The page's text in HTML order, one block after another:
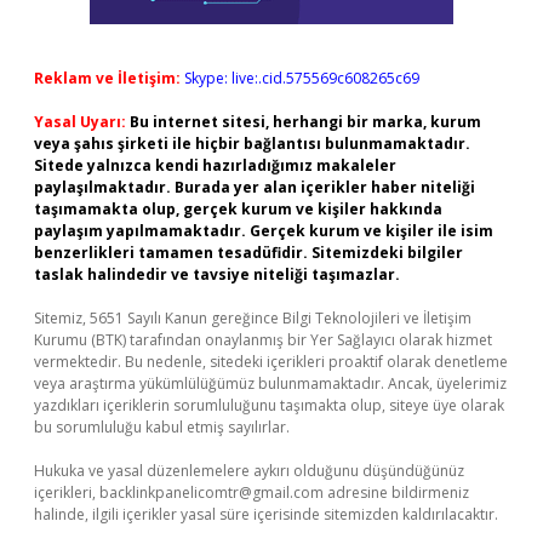
Reklam ve İletişim: Skype: live:.cid.575569c608265c69
Yasal Uyarı: Bu internet sitesi, herhangi bir marka, kurum
veya şahıs şirketi ile hiçbir bağlantısı bulunmamaktadır.
Sitede yalnızca kendi hazırladığımız makaleler
paylaşılmaktadır. Burada yer alan içerikler haber niteliği
taşımamakta olup, gerçek kurum ve kişiler hakkında
paylaşım yapılmamaktadır. Gerçek kurum ve kişiler ile isim
benzerlikleri tamamen tesadüfidir. Sitemizdeki bilgiler
taslak halindedir ve tavsiye niteliği taşımazlar.
Sitemiz, 5651 Sayılı Kanun gereğince Bilgi Teknolojileri ve İletişim
Kurumu (BTK) tarafından onaylanmış bir Yer Sağlayıcı olarak hizmet
vermektedir. Bu nedenle, sitedeki içerikleri proaktif olarak denetleme
veya araştırma yükümlülüğümüz bulunmamaktadır. Ancak, üyelerimiz
yazdıkları içeriklerin sorumluluğunu taşımakta olup, siteye üye olarak
bu sorumluluğu kabul etmiş sayılırlar.
Hukuka ve yasal düzenlemelere aykırı olduğunu düşündüğünüz
içerikleri, backlinkpanelicomtr@gmail.com adresine bildirmeniz
halinde, ilgili içerikler yasal süre içerisinde sitemizden kaldırılacaktır.